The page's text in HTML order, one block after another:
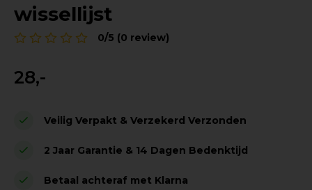
wissellijst
0/5 (0 review)
28,-
Veilig Verpakt & Verzekerd Verzonden
2 Jaar Garantie & 14 Dagen Bedenktijd
Betaal achteraf met Klarna